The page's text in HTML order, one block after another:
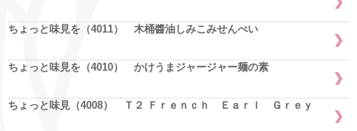
ちょっと味見を（4011） 木桶醬油しみこみせんべい
ちょっと味見を（4010） かけうまジャージャー麺の素
ちょっと味見（4008） Ｔ２ Ｆｒｅｎｃｈ Ｅａｒｌ Ｇｒｅｙ